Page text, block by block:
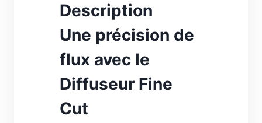
Description
Une précision de
flux avec le
Diffuseur Fine
Cut